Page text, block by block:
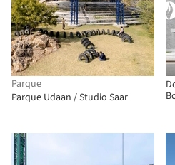
Parque
Parque Udaan / Studio Saar